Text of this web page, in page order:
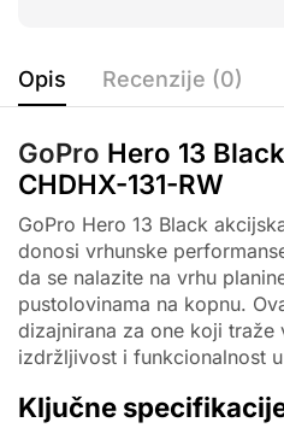
Opis Recenzije (0)
GoPro Hero 13
CHDHX-131-RW
GoPro Hero 13 Black
donosi vrhunske
da se nalazite na vrhu
pustolovinama na kopnu.
dizajnirana za one koji traže
izdržljivost i funkcionalnost
Ključne